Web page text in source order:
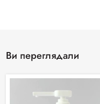
Ви переглядали